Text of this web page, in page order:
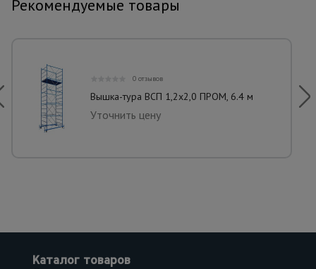
Рекомендуемые товары
0 отзывов
Вышка-тура ВСП 1,2x2,0 ПРОМ, 6.4 м
Уточнить цену
Каталог товаров